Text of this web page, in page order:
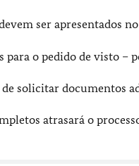
ser apresentados
para o pedido de visto
solicitar documentos
atrasará o